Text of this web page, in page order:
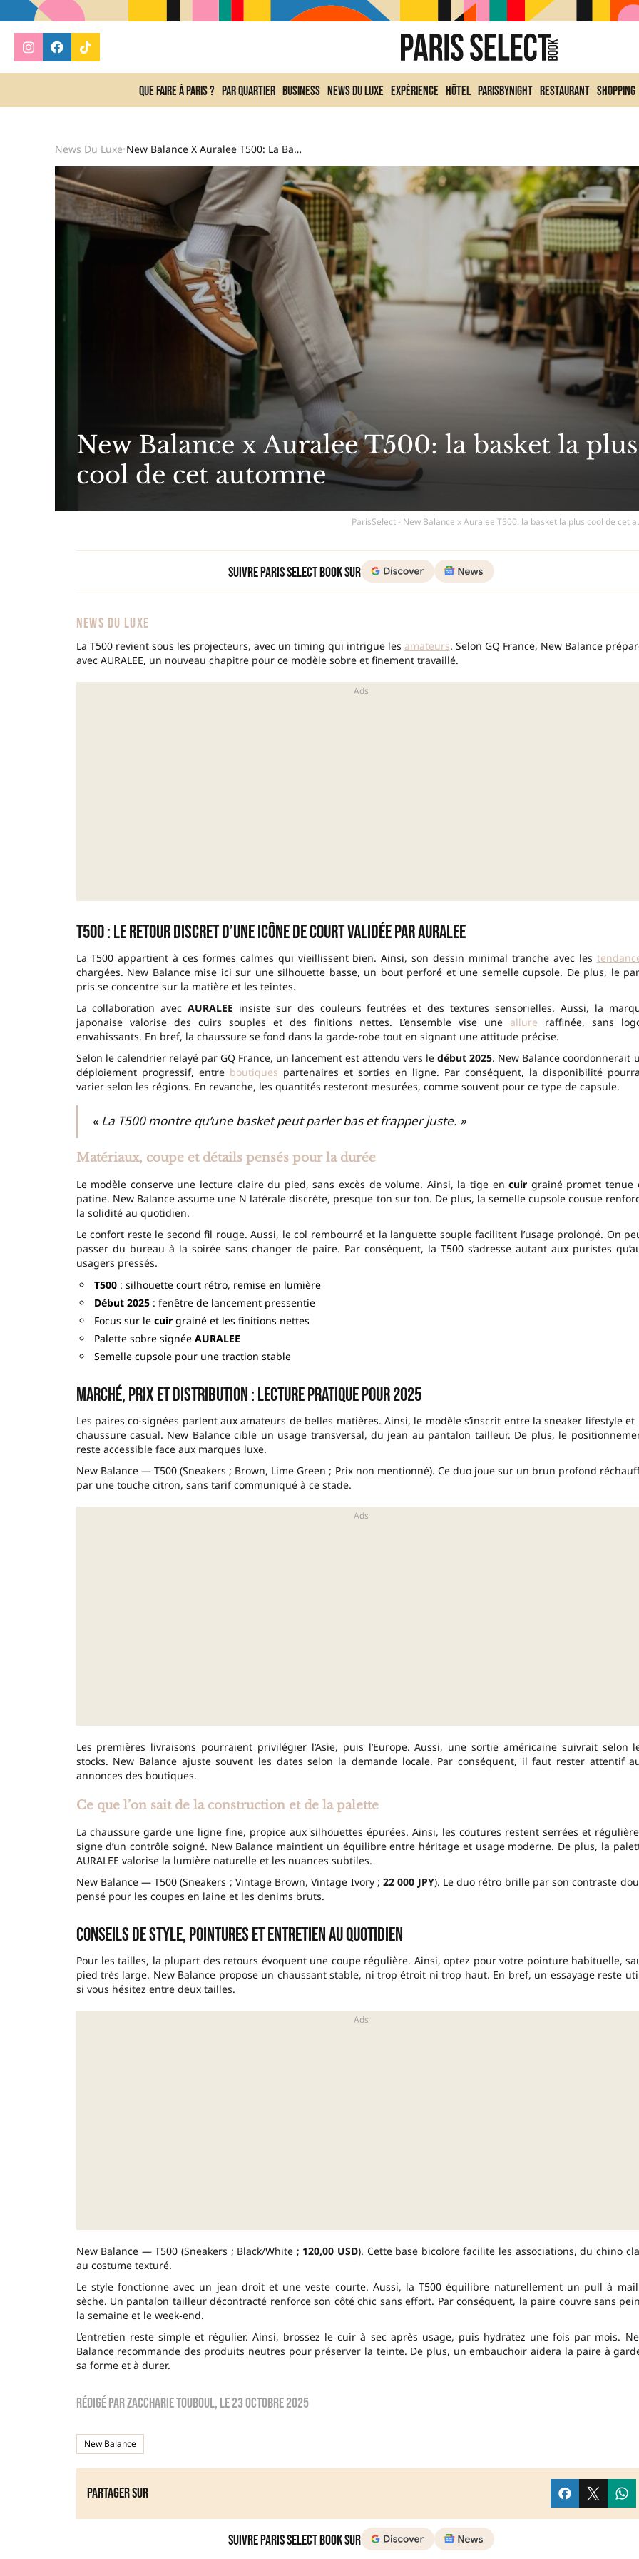
Que faire à Paris ? Par quartier Business News du Luxe Expérience Hôtel ParisByNight Restaurant Shopping
News Du Luxe• New Balance X Auralee T500: La Basket La Plus Cool De Cet Automne
New Balance x Auralee T500: la basket la plus
cool de cet automne
ParisSelect - New Balance x Auralee T500: la basket la plus cool de cet
Suivre Paris Select Book sur
NEWS DU LUXE
La T500 revient sous les projecteurs, avec un timing qui intrigue les amateurs. Selon GQ France, New Balance
avec AURALEE, un nouveau chapitre pour ce modèle sobre et finement travaillé.
T500 : le retour discret d’une icône de court validée par AURALEE
La T500 appartient à ces formes calmes qui vieillissent bien. Ainsi, son dessin minimal tranche avec les
chargées. New Balance mise ici sur une silhouette basse, un bout perforé et une semelle cupsole. De plus, le
pris se concentre sur la matière et les teintes.
La collaboration avecAURALEE insiste sur des couleurs feutrées et des textures sensorielles. Aussi, la
japonaise valorise des cuirs souples et des finitions nettes. L’ensemble vise une allure raffinée, sans
envahissants. En bref, la chaussure se fond dans la garde‑robe tout en signant une attitude précise.
Selon le calendrier relayé par GQ France, un lancement est attendu vers ledébut 2025. New Balance coordonnerait
déploiement progressif, entre boutiques partenaires et sorties en ligne. Par conséquent, la disponibilité
varier selon les régions. En revanche, les quantités resteront mesurées, comme souvent pour ce type de capsule.
« La T500 montre qu’une basket peut parler bas et frapper juste. »
Matériaux, coupe et détails pensés pour la durée
Le modèle conserve une lecture claire du pied, sans excès de volume. Ainsi, la tige encuir grainé promet tenue
patine. New Balance assume une N latérale discrète, presque ton sur ton. De plus, la semelle cupsole cousue
la solidité au quotidien.
Le confort reste le second fil rouge. Aussi, le col rembourré et la languette souple facilitent l’usage prolongé. On
passer du bureau à la soirée sans changer de paire. Par conséquent, la T500 s’adresse autant aux puristes
usagers pressés.
T500: silhouette court rétro, remise en lumière
Début 2025: fenêtre de lancement pressentie
Focus sur le cuirgrainé et les finitions nettes
Palette sobre signée AURALEE
Semelle cupsole pour une traction stable
Marché, prix et distribution : lecture pratique pour 2025
Les paires co-signées parlent aux amateurs de belles matières. Ainsi, le modèle s’inscrit entre la sneaker lifestyle et
chaussure casual. New Balance cible un usage transversal, du jean au pantalon tailleur. De plus, le
reste accessible face aux marques luxe.
New Balance — T500 (Sneakers ; Brown, Lime Green ; Prix non mentionné). Ce duo joue sur un brun profond
par une touche citron, sans tarif communiqué à ce stade.
Les premières livraisons pourraient privilégier l’Asie, puis l’Europe. Aussi, une sortie américaine suivrait selon
stocks. New Balance ajuste souvent les dates selon la demande locale. Par conséquent, il faut rester attentif
annonces des boutiques.
Ce que l’on sait de la construction et de la palette
La chaussure garde une ligne fine, propice aux silhouettes épurées. Ainsi, les coutures restent serrées et
signe d’un contrôle soigné. New Balance maintient un équilibre entre héritage et usage moderne. De plus, la
AURALEE valorise la lumière naturelle et les nuances subtiles.
New Balance — T500 (Sneakers ; Vintage Brown, Vintage Ivory ;22 000 JPY). Le duo rétro brille par son contraste
pensé pour les coupes en laine et les denims bruts.
Conseils de style, pointures et entretien au quotidien
Pour les tailles, la plupart des retours évoquent une coupe régulière. Ainsi, optez pour votre pointure habituelle,
pied très large. New Balance propose un chaussant stable, ni trop étroit ni trop haut. En bref, un essayage reste
si vous hésitez entre deux tailles.
New Balance — T500 (Sneakers ; Black/White ; 120,00 USD). Cette base bicolore facilite les associations, du chino
au costume texturé.
Le style fonctionne avec un jean droit et une veste courte. Aussi, la T500 équilibre naturellement un pull à
sèche. Un pantalon tailleur décontracté renforce son côté chic sans effort. Par conséquent, la paire couvre sans
la semaine et le week‑end.
L’entretien reste simple et régulier. Ainsi, brossez le cuir à sec après usage, puis hydratez une fois par mois.
Balance recommande des produits neutres pour préserver la teinte. De plus, un embauchoir aidera la paire à
sa forme et à durer.
Rédigé parzaccharie touboul, le23 octobre 2025
New Balance
Partager sur
Suivre Paris Select Book sur